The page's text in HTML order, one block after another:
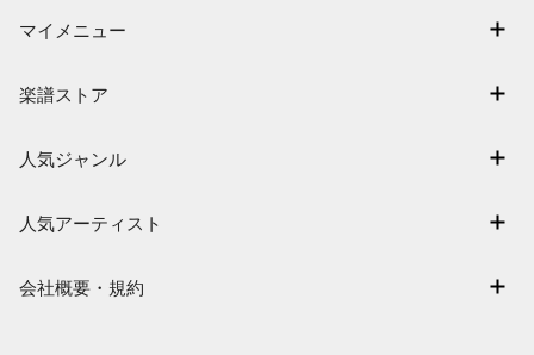
マイメニュー
退会はこちら
楽譜ストア
難易度別に探す
まもなく配信
人気ジャンル
保育
人気アーティスト
会社概要・規約